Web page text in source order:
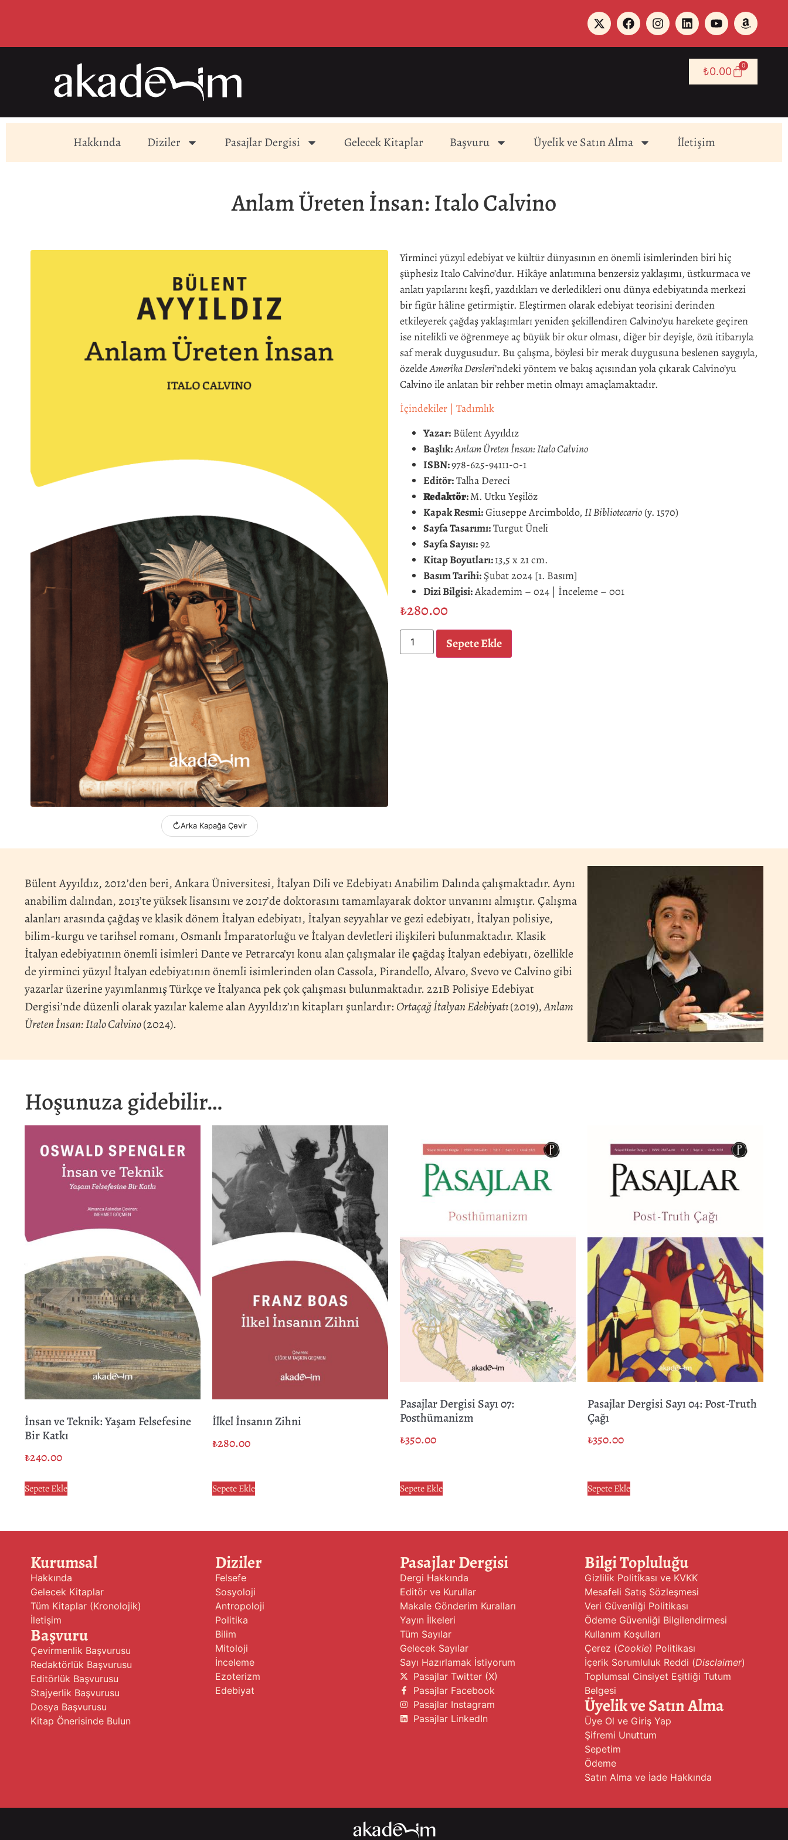
₺0.00 0
Hakkında Diziler Pasajlar Dergisi Gelecek Kitaplar Başvuru Üyelik ve Satın Alma İletişim
Anlam Üreten İnsan: Italo Calvino
↻Arka Kapağa Çevir
Yirminci yüzyıl edebiyat ve kültür dünyasının en önemli isimlerinden biri hiç
şüphesiz Italo Calvino’dur. Hikâye anlatımına benzersiz yaklaşımı, üstkurmaca ve
anlatı yapılarını keşfi, yazdıkları ve derledikleri onu dünya edebiyatında merkezi
bir figür hâline getirmiştir. Eleştirmen olarak edebiyat teorisini derinden
etkileyerek çağdaş yaklaşımları yeniden şekillendiren Calvino’yu harekete geçiren
ise nitelikli ve öğrenmeye aç büyük bir okur olması, diğer bir deyişle, özü itibarıyla
saf merak duygusudur. Bu çalışma, böylesi bir merak duygusuna beslenen saygıyla,
özeldeAmerika Dersleri’ndeki yöntem ve bakış açısından yola çıkarak Calvino’yu
Calvino ile anlatan bir rehber metin olmayı amaçlamaktadır.
İçindekiler | Tadımlık
Yazar: Bülent Ayyıldız
Başlık:Anlam Üreten İnsan: Italo Calvino
ISBN:978-625-94111-0-1
Editör:Talha Dereci
Redaktör:M. Utku Yeşilöz
Kapak Resmi:Giuseppe Arcimboldo, II Bibliotecario (y. 1570)
Sayfa Tasarımı:Turgut Üneli
Sayfa Sayısı:92
Kitap Boyutları:13,5 x 21 cm.
Basım Tarihi: Şubat 2024 [1. Basım]
Dizi Bilgisi:Akademim – 024 | İnceleme – 001
₺280.00
Sepete Ekle
Bülent Ayyıldız, 2012’den beri, Ankara Üniversitesi, İtalyan Dili ve Edebiyatı Anabilim Dalında çalışmaktadır. Aynı
anabilim dalından, 2013’te yüksek lisansını ve 2017’de doktorasını tamamlayarak doktor unvanını almıştır. Çalışma
alanları arasında çağdaş ve klasik dönem İtalyan edebiyatı, İtalyan seyyahlar ve gezi edebiyatı, İtalyan polisiye,
bilim-kurgu ve tarihsel romanı, Osmanlı İmparatorluğu ve İtalyan devletleri ilişkileri bulunmaktadır. Klasik
İtalyan edebiyatının önemli isimleri Dante ve Petrarca’yı konu alan çalışmalar ileçağdaş İtalyan edebiyatı, özellikle
de yirminci yüzyıl İtalyan edebiyatının önemli isimlerinden olan Cassola, Pirandello, Alvaro, Svevo ve Calvino gibi
yazarlar üzerine yayımlanmış Türkçe ve İtalyanca pek çok çalışması bulunmaktadır. 221B Polisiye Edebiyat
Dergisi’nde düzenli olarak yazılar kaleme alan Ayyıldız’ın kitapları şunlardır: Ortaçağ İtalyan Edebiyatı(2019),Anlam
Üreten İnsan: Italo Calvino(2024).
Hoşunuza gidebilir…
İnsan ve Teknik: Yaşam Felsefesine
Bir Katkı
₺240.00
Sepete Ekle
İlkel İnsanın Zihni
₺280.00
Sepete Ekle
Pasajlar Dergisi Sayı 07:
Posthümanizm
₺350.00
Sepete Ekle
Pasajlar Dergisi Sayı 04: Post-Truth
Çağı
₺350.00
Sepete Ekle
Kurumsal
Hakkında
Gelecek Kitaplar
Tüm Kitaplar (Kronolojik)
İletişim
Başvuru
Çevirmenlik Başvurusu
Redaktörlük Başvurusu
Editörlük Başvurusu
Stajyerlik Başvurusu
Dosya Başvurusu
Kitap Önerisinde Bulun
Diziler
Felsefe
Sosyoloji
Antropoloji
Politika
Bilim
Mitoloji
İnceleme
Ezoterizm
Edebiyat
Pasajlar Dergisi
Dergi Hakkında
Editör ve Kurullar
Makale Gönderim Kuralları
Yayın İlkeleri
Tüm Sayılar
Gelecek Sayılar
Sayı Hazırlamak İstiyorum
Pasajlar Twitter (X)
Pasajlar Facebook
Pasajlar Instagram
Pasajlar LinkedIn
Bilgi Topluluğu
Gizlilik Politikası ve KVKK
Mesafeli Satış Sözleşmesi
Veri Güvenliği Politikası
Ödeme Güvenliği Bilgilendirmesi
Kullanım Koşulları
Çerez (Cookie) Politikası
İçerik Sorumluluk Reddi (Disclaimer)
Toplumsal Cinsiyet Eşitliği Tutum
Belgesi
Üyelik ve Satın Alma
Üye Ol ve Giriş Yap
Şifremi Unuttum
Sepetim
Ödeme
Satın Alma ve İade Hakkında